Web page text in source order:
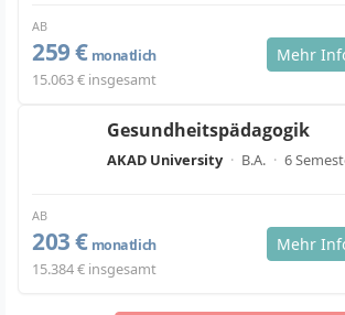
AB
259 € monatlich
15.063 € insgesamt
Mehr
Gesundheitspädagogik
AKAD University · B.A. · 6
AB
203 € monatlich
15.384 € insgesamt
Mehr